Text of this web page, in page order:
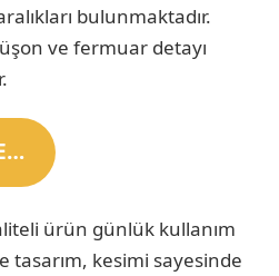
bulunmaktadır.
ve fermuar detayı
ürün günlük kullanım
tasarım, kesimi sayesinde